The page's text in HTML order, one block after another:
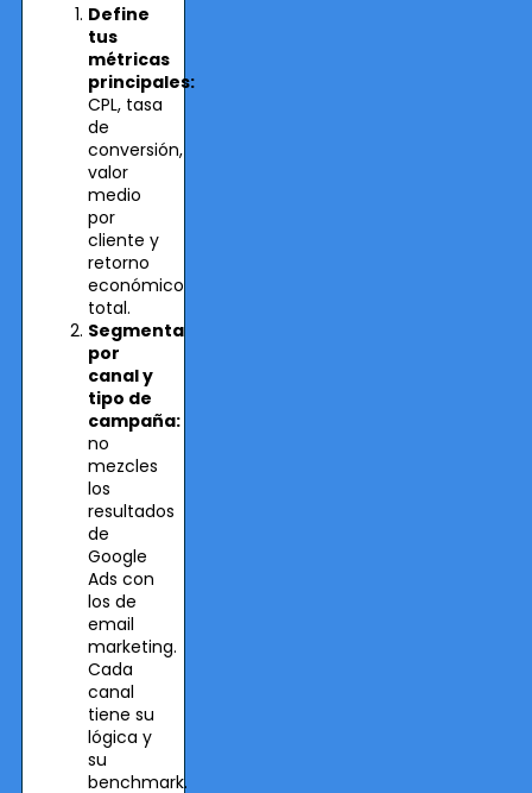
Define
tus
métricas
principales:
CPL, tasa
de
conversión,
valor
medio
por
cliente y
retorno
económico
total.
Segmenta
por
canal y
tipo de
campaña:
no
mezcles
los
resultados
de
Google
Ads con
los de
email
marketing.
Cada
canal
tiene su
lógica y
su
benchmark.